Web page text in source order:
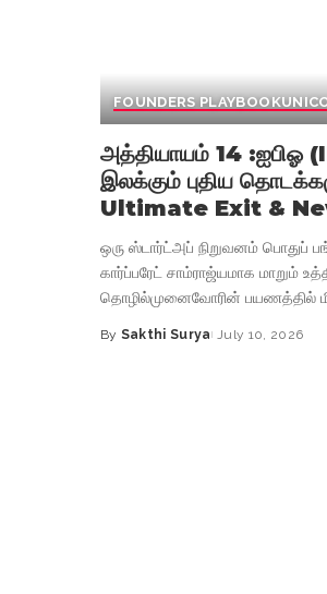
FOUNDERS PLAYBOOK
அத்தியாயம் 14 :ஐபிஓ
இலக்கும் புதிய
Ultimate Exit &
ஒரு ஸ்டார்ட்அப் நிறுவனம் பொதுப்
கார்ப்பரேட் சாம்ராஜ்யமாக மாறும்
தொழில்முனைவோரின் பயணத்தில்
Posted
By Sakthi Surya July 10, 2026